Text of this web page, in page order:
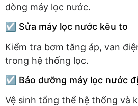
dòng máy lọc nước.
☑️ Sửa máy lọc nước kêu to
Kiểm tra bơm tăng áp, van
trong hệ thống lọc.
☑️ Bảo dưỡng máy lọc nước
Vệ sinh tổng thể hệ thống và